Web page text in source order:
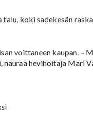
talu, koki sadekesän
voittaneen kaupan. –
hevihoitaja Mari